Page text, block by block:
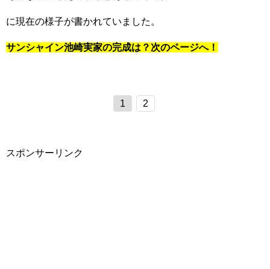
に現在の様子が書かれていました。
サンシャイン池崎実家の完成は？次のページへ！
1 2
スポンサーリンク